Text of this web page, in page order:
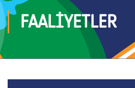
FAALIYETLER